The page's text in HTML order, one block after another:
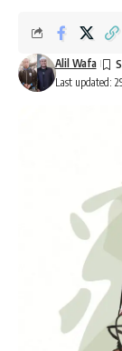
Last updated:
Alil Wafa